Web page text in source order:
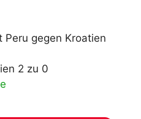
Peru gegen Kroatien
2 zu 0